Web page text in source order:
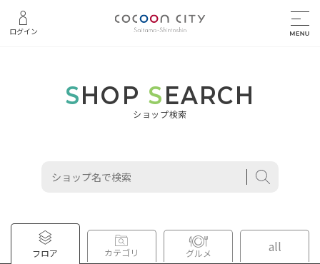
ログイン
SHOP SEARCH
ショップ検索
フロア カテゴリ グルメ all